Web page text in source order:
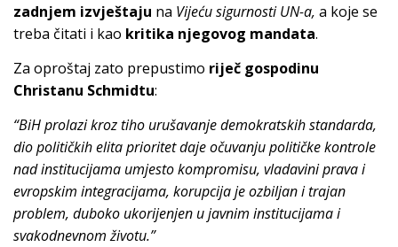
zadnjem izvještaju na Vijeću sigurnosti UN-a, a koje se
treba čitati i kao kritika njegovog mandata.
Za oproštaj zato prepustimo riječ gospodinu
Christanu Schmidtu:
“BiH prolazi kroz tiho urušavanje demokratskih standarda,
dio političkih elita prioritet daje očuvanju političke kontrole
nad institucijama umjesto kompromisu, vladavini prava i
evropskim integracijama, korupcija je ozbiljan i trajan
problem, duboko ukorijenjen u javnim institucijama i
svakodnevnom životu.”